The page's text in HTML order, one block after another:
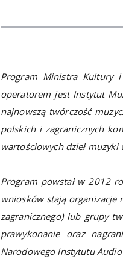
Program Ministra Kultury
operatorem jest Instytut
najnowszą twórczość
polskich i zagranicznych
wartościowych dzieł muzyki
Program powstał w 2012
wniosków stają organizacje
zagranicznego) lub grupy
prawykonanie oraz
Narodowego Instytutu